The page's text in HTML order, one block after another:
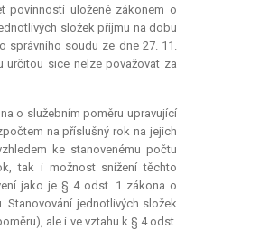
povinnosti uložené zákonem o
složek příjmu na dobu
správního soudu ze dne 27. 11.
určitou sice nelze považovat za
o služebním poměru upravující
na příslušný rok na jejich
ke stanovenému počtu
tak i možnost snížení těchto
jako je § 4 odst. 1 zákona o
Stanovování jednotlivých složek
ale i ve vztahu k § 4 odst.